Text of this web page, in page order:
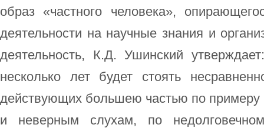
образ «частного человека»,
деятельности на научные знания и
деятельность, К.Д. Ушинский
несколько лет будет стоять
действующих большею частью по примеру
и неверным слухам, по